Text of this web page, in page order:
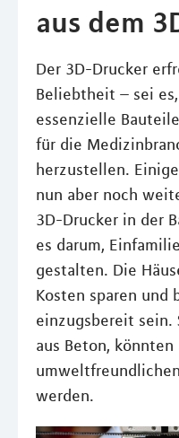
aus dem
Der 3D-Drucker
Beliebtheit – sei
essenzielle
für die
herzustellen.
nun aber noch
3D-Drucker in der
es darum,
gestalten. Die
Kosten sparen und
einzugsbereit sein.
aus Beton, könnten
werden.